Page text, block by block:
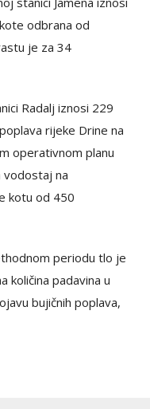
odbrana od
je za 34
Radalj iznosi 229
rijeke Drine na
operativnom planu
vodostaj na
kotu od 450
periodu tlo je
količina padavina u
bujičnih poplava,